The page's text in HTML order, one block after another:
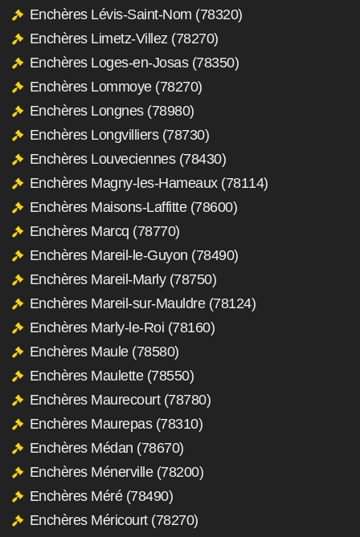
Enchères Lévis-Saint-Nom (78320)
Enchères Limetz-Villez (78270)
Enchères Loges-en-Josas (78350)
Enchères Lommoye (78270)
Enchères Longnes (78980)
Enchères Longvilliers (78730)
Enchères Louveciennes (78430)
Enchères Magny-les-Hameaux (78114)
Enchères Maisons-Laffitte (78600)
Enchères Marcq (78770)
Enchères Mareil-le-Guyon (78490)
Enchères Mareil-Marly (78750)
Enchères Mareil-sur-Mauldre (78124)
Enchères Marly-le-Roi (78160)
Enchères Maule (78580)
Enchères Maulette (78550)
Enchères Maurecourt (78780)
Enchères Maurepas (78310)
Enchères Médan (78670)
Enchères Ménerville (78200)
Enchères Méré (78490)
Enchères Méricourt (78270)